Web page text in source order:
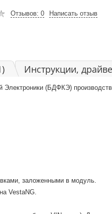
Отзывов: 0 Написать отзыв
Инструкции,
(БДФКЭ)
заложенными в модуль.
VestaNG.